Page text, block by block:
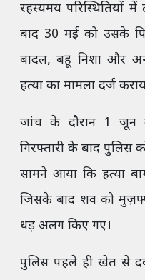
रहस्यमय परिस्थितियों
बाद 30 मई को उसके
बादल, बहू निशा और
हत्या का मामला दर्ज
जांच के दौरान 1 जून
गिरफ्तारी के बाद
सामने आया कि हत्या
जिसके बाद शव को
धड़ अलग किए गए।
पुलिस पहले ही खेत से